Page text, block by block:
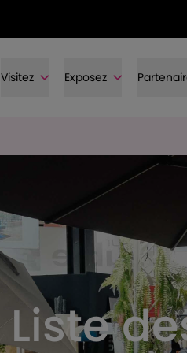
Visitez Exposez
Liste